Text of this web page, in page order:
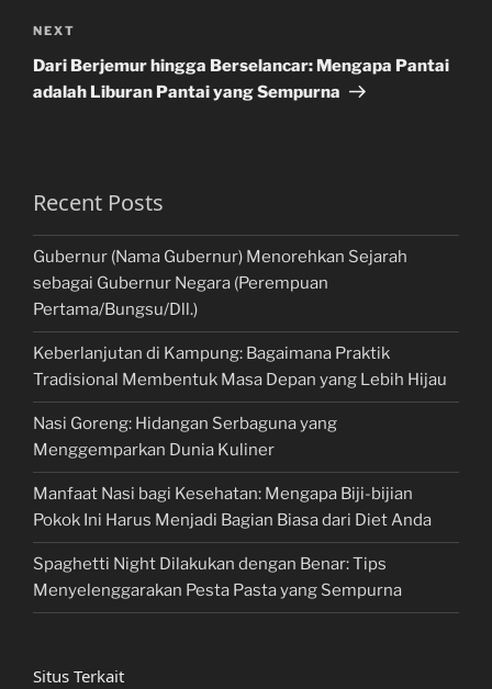
Next
Post
NEXT
Dari Berjemur hingga Berselancar: Mengapa Pantai
adalah Liburan Pantai yang Sempurna
Recent Posts
Gubernur (Nama Gubernur) Menorehkan Sejarah
sebagai Gubernur Negara (Perempuan
Pertama/Bungsu/Dll.)
Keberlanjutan di Kampung: Bagaimana Praktik
Tradisional Membentuk Masa Depan yang Lebih Hijau
Nasi Goreng: Hidangan Serbaguna yang
Menggemparkan Dunia Kuliner
Manfaat Nasi bagi Kesehatan: Mengapa Biji-bijian
Pokok Ini Harus Menjadi Bagian Biasa dari Diet Anda
Spaghetti Night Dilakukan dengan Benar: Tips
Menyelenggarakan Pesta Pasta yang Sempurna
Situs Terkait